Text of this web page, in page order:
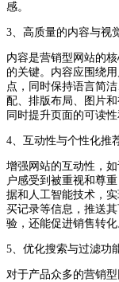
感。
3、高质量的内容与视
内容是营销型网站的
的关键。内容应围绕
点，同时保持语言简
配、排版布局、图片
同时提升页面的可读性
4、互动性与个性化推
增强网站的互动性，
户感受到被重视和尊
据和人工智能技术，
买记录等信息，推送
验，还能促进销售转化
5、优化搜索与过滤功
对于产品众多的营销